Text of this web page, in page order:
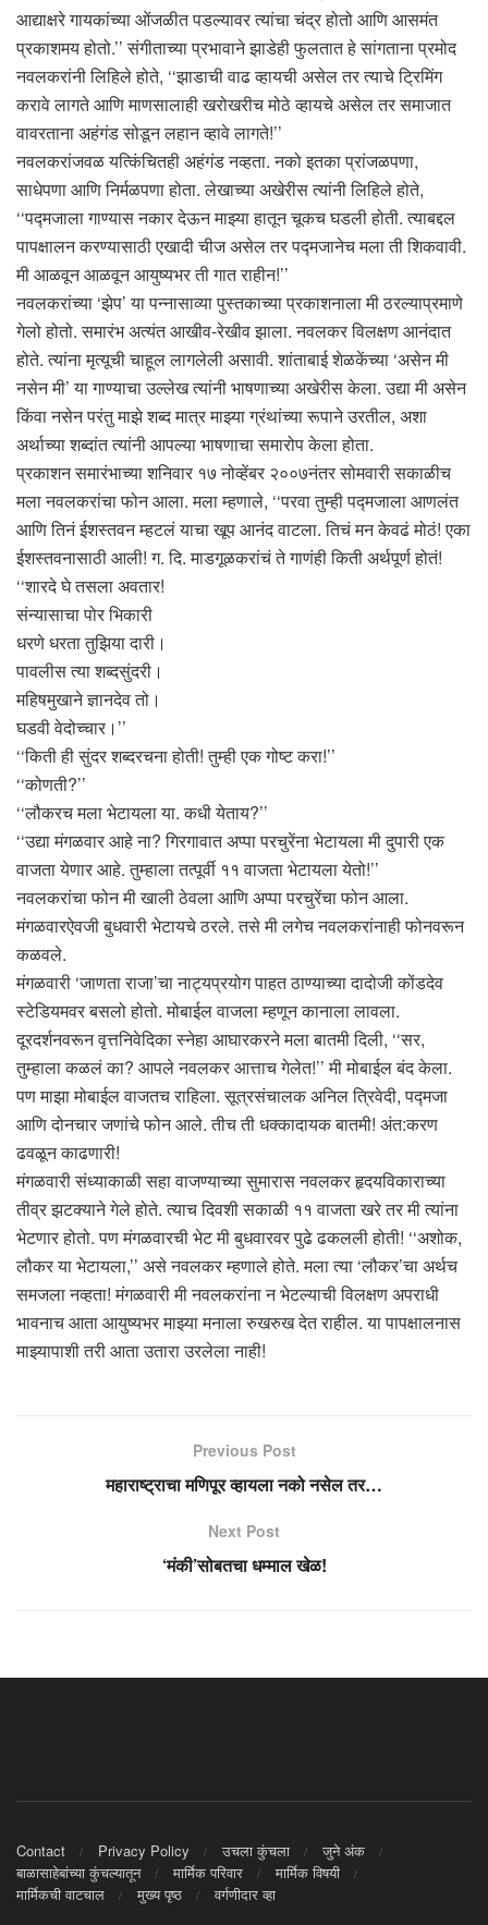
आद्याक्षरे गायकांच्या ओंजळीत पडल्यावर त्यांचा चंद्र होतो आणि आसमंत
प्रकाशमय होतो.’’ संगीताच्या प्रभावाने झाडेही फुलतात हे सांगताना प्रमोद
नवलकरांनी लिहिले होते, ‘‘झाडाची वाढ व्हायची असेल तर त्याचे ट्रिमिंग
करावे लागते आणि माणसालाही खरोखरीच मोठे व्हायचे असेल तर समाजात
वावरताना अहंगंड सोडून लहान व्हावे लागते!’’
नवलकरांजवळ यत्किंचितही अहंगंड नव्हता. नको इतका प्रांजळपणा,
साधेपणा आणि निर्मळपणा होता. लेखाच्या अखेरीस त्यांनी लिहिले होते,
‘‘पद्मजाला गाण्यास नकार देऊन माझ्या हातून चूकच घडली होती. त्याबद्दल
पापक्षालन करण्यासाठी एखादी चीज असेल तर पद्मजानेच मला ती शिकवावी.
मी आळवून आळवून आयुष्यभर ती गात राहीन!’’
नवलकरांच्या ‘झेप’ या पन्नासाव्या पुस्तकाच्या प्रकाशनाला मी ठरल्याप्रमाणे
गेलो होतो. समारंभ अत्यंत आखीव-रेखीव झाला. नवलकर विलक्षण आनंदात
होते. त्यांना मृत्यूची चाहूल लागलेली असावी. शांताबाई शेळकेंच्या ‘असेन मी
नसेन मी’ या गाण्याचा उल्लेख त्यांनी भाषणाच्या अखेरीस केला. उद्या मी असेन
किंवा नसेन परंतु माझे शब्द मात्र माझ्या ग्रंथांच्या रूपाने उरतील, अशा
अर्थाच्या शब्दांत त्यांनी आपल्या भाषणाचा समारोप केला होता.
प्रकाशन समारंभाच्या शनिवार १७ नोव्हेंबर २००७नंतर सोमवारी सकाळीच
मला नवलकरांचा फोन आला. मला म्हणाले, ‘‘परवा तुम्ही पद्मजाला आणलंत
आणि तिनं ईशस्तवन म्हटलं याचा खूप आनंद वाटला. तिचं मन केवढं मोठं! एका
ईशस्तवनासाठी आली! ग. दि. माडगूळकरांचं ते गाणंही किती अर्थपूर्ण होतं!
‘‘शारदे घे तसला अवतार!
संन्यासाचा पोर भिकारी
धरणे धरता तुझिया दारी।
पावलीस त्या शब्दसुंदरी।
महिषमुखाने ज्ञानदेव तो।
घडवी वेदोच्चार।’’
‘‘किती ही सुंदर शब्दरचना होती! तुम्ही एक गोष्ट करा!’’
‘‘कोणती?’’
‘‘लौकरच मला भेटायला या. कधी येताय?’’
‘‘उद्या मंगळवार आहे ना? गिरगावात अप्पा परचुरेंना भेटायला मी दुपारी एक
वाजता येणार आहे. तुम्हाला तत्पूर्वी ११ वाजता भेटायला येतो!’’
नवलकरांचा फोन मी खाली ठेवला आणि अप्पा परचुरेंचा फोन आला.
मंगळवारऐवजी बुधवारी भेटायचे ठरले. तसे मी लगेच नवलकरांनाही फोनवरून
कळवले.
मंगळवारी ‘जाणता राजा’चा नाट्यप्रयोग पाहत ठाण्याच्या दादोजी कोंडदेव
स्टेडियमवर बसलो होतो. मोबाईल वाजला म्हणून कानाला लावला.
दूरदर्शनवरून वृत्तनिवेदिका स्नेहा आघारकरने मला बातमी दिली, ‘‘सर,
तुम्हाला कळलं का? आपले नवलकर आत्ताच गेलेत!’’ मी मोबाईल बंद केला.
पण माझा मोबाईल वाजतच राहिला. सूत्रसंचालक अनिल त्रिवेदी, पद्मजा
आणि दोनचार जणांचे फोन आले. तीच ती धक्कादायक बातमी! अंत:करण
ढवळून काढणारी!
मंगळवारी संध्याकाळी सहा वाजण्याच्या सुमारास नवलकर हृदयविकाराच्या
तीव्र झटक्याने गेले होते. त्याच दिवशी सकाळी ११ वाजता खरे तर मी त्यांना
भेटणार होतो. पण मंगळवारची भेट मी बुधवारवर पुढे ढकलली होती! ‘‘अशोक,
लौकर या भेटायला,’’ असे नवलकर म्हणाले होते. मला त्या ‘लौकर’चा अर्थच
समजला नव्हता! मंगळवारी मी नवलकरांना न भेटल्याची विलक्षण अपराधी
भावनाच आता आयुष्यभर माझ्या मनाला रुखरुख देत राहील. या पापक्षालनास
माझ्यापाशी तरी आता उतारा उरलेला नाही!
Previous Post
महाराष्ट्राचा मणिपूर व्हायला नको नसेल तर…
Next Post
‘मंकी’सोबतचा धम्माल खेळ!
Contact Privacy Policy उचला कुंचला
जुने अंक
बाळासाहेबांच्या कुंचल्यातून
मार्मिक परिवार
मार्मिक विषयी
मार्मिकची वाटचाल
मुख्य पृष्ठ वर्गणीदार व्हा